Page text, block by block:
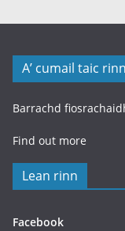
A’ cumail taic rinn
Barrachd
Find out more
Lean rinn
Facebook